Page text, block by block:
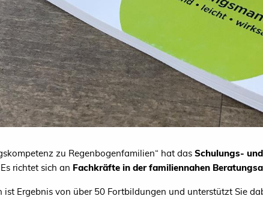
zu Regenbogenfamilien“ hat das Schulungs-
richtet sich an Fachkräfte in der familiennahen
Ergebnis von über 50 Fortbildungen und unterstützt Sie